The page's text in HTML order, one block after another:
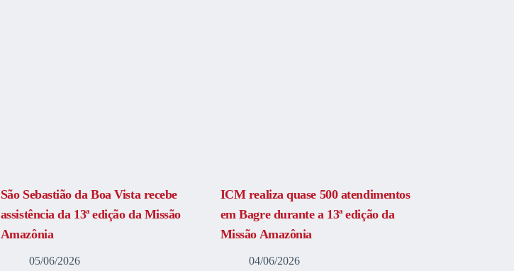
São Sebastião da Boa Vista recebe
assistência da 13ª edição da Missão
Amazônia
05/06/2026
ICM realiza quase 500 atendimentos
em Bagre durante a 13ª edição da
Missão Amazônia
04/06/2026